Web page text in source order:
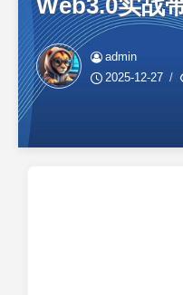
Web3.0实战
admin
2025-12-27